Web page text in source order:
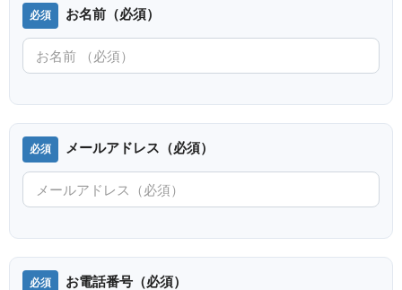
お名前（必須）
メールアドレス（必須）
お電話番号（必須）